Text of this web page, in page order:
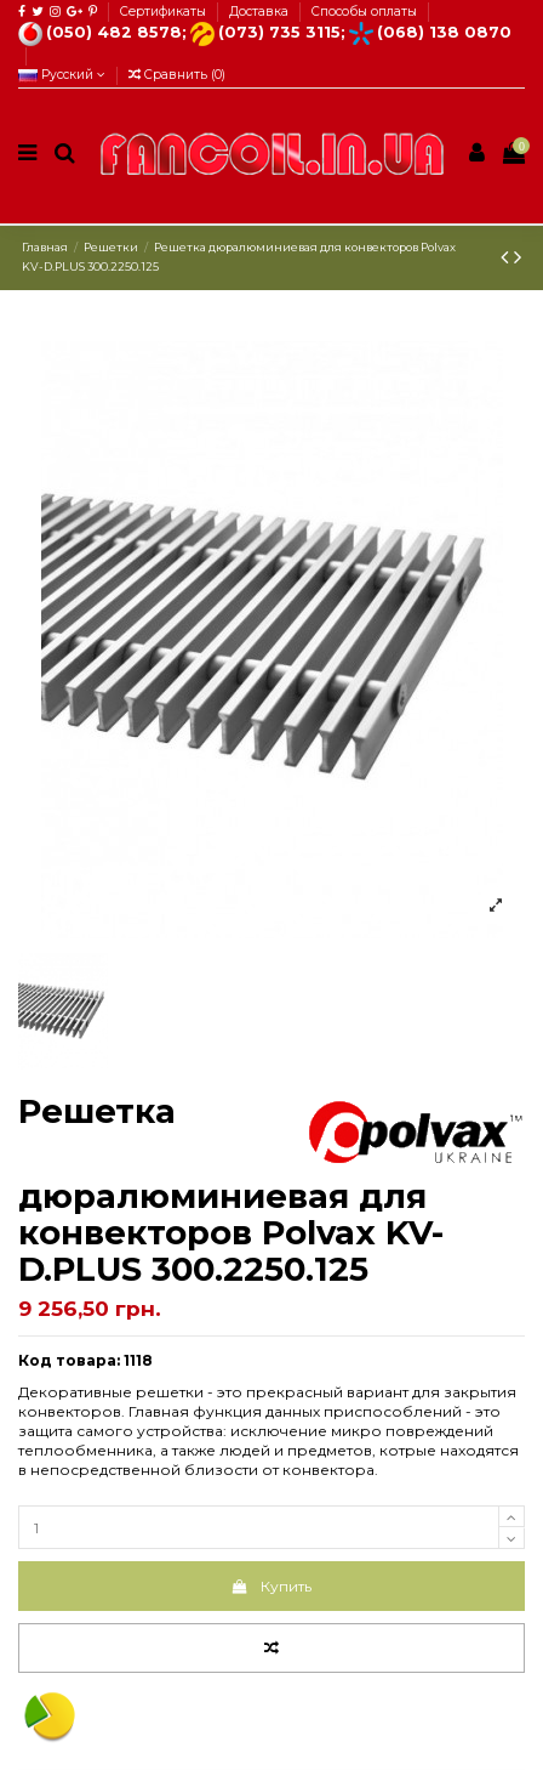
Сертификаты Доставка Способы оплаты
(050) 482 8578; (073) 735 3115; (068) 138 0870
Русский Сравнить (0)
0
Главная Решетки
Решетка дюралюминиевая для конвекторов Рolvax
KV-D.PLUS 300.2250.125
Решетка
дюралюминиевая для
конвекторов Рolvax KV-
D.PLUS 300.2250.125
9 256,50 грн.
Код товара: 1118
Декоративные решетки - это прекрасный вариант для закрытия
конвекторов. Главная функция данных приспособлений - это
защита самого устройства: исключение микро повреждений
теплообменника, а также людей и предметов, котрые находятся
в непосредственной близости от конвектора.
Купить